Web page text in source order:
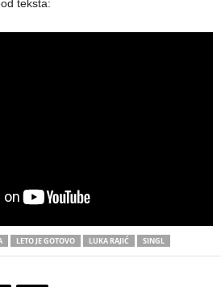
teksta:
LETO JE GOTOVO LUKA RAJIĆ SINGL